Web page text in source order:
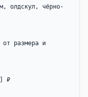
олдскул, чёрно-
размера и
₽